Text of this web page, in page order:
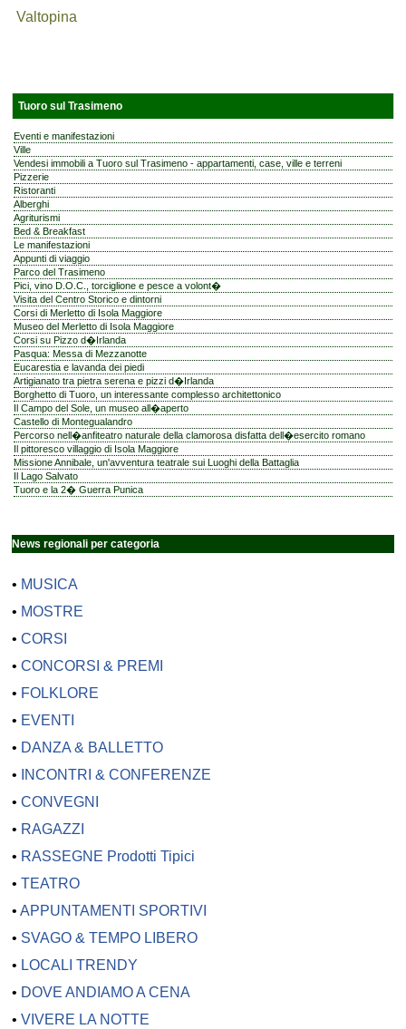
Valtopina
Tuoro sul Trasimeno
Eventi e manifestazioni
Ville
Vendesi immobili a Tuoro sul Trasimeno - appartamenti, case, ville e terreni
Pizzerie
Ristoranti
Alberghi
Agriturismi
Bed & Breakfast
Le manifestazioni
Appunti di viaggio
Parco del Trasimeno
Pici, vino D.O.C., torciglione e pesce a volont�
Visita del Centro Storico e dintorni
Corsi di Merletto di Isola Maggiore
Museo del Merletto di Isola Maggiore
Corsi su Pizzo d�Irlanda
Pasqua: Messa di Mezzanotte
Eucarestia e lavanda dei piedi
Artigianato tra pietra serena e pizzi d�Irlanda
Borghetto di Tuoro, un interessante complesso architettonico
Il Campo del Sole, un museo all�aperto
Castello di Montegualandro
Percorso nell�anfiteatro naturale della clamorosa disfatta dell�esercito romano
Il pittoresco villaggio di Isola Maggiore
Missione Annibale, un'avventura teatrale sui Luoghi della Battaglia
Il Lago Salvato
Tuoro e la 2� Guerra Punica
News regionali per categoria
• MUSICA
• MOSTRE
•CORSI
•CONCORSI & PREMI
• FOLKLORE
• EVENTI
• DANZA & BALLETTO
•
INCONTRI & CONFERENZE
•CONVEGNI
• RAGAZZI
• RASSEGNE Prodotti Tipici
•TEATRO
•APPUNTAMENTI SPORTIVI
• SVAGO & TEMPO LIBERO
• LOCALI TRENDY
• DOVE ANDIAMO A CENA
•VIVERE LA NOTTE